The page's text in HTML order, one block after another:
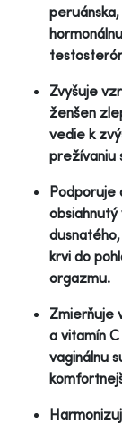
Zvyšuje
ženšen
vedie k
prežívaniu
Podporuje
krvi do
orgazmu.
Zmierňuje
a vitamín
vaginálnu